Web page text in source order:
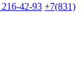
216-42-93 +7(831)